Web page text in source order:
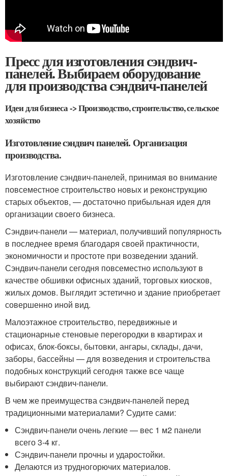
Пресс для изготовления сэндвич-
панелей. Выбираем оборудование
для производства сэндвич-панелей
Идеи для бизнеса -> Производство, строительство, сельское
хозяйство
Изготовление сэндвич панелей. Организация
производства.
Изготовление сэндвич-панелей, принимая во внимание
повсеместное строительство новых и реконструкцию
старых объектов, — достаточно прибыльная идея для
организации своего бизнеса.
Сэндвич-панели — материал, получивший популярность
в последнее время благодаря своей практичности,
экономичности и простоте при возведении зданий.
Сэндвич-панели сегодня повсеместно используют в
качестве обшивки офисных зданий, торговых киосков,
жилых домов. Выглядит эстетично и здание приобретает
совершенно иной вид.
Малоэтажное строительство, передвижные и
стационарные стеновые перегородки в квартирах и
офисах, блок-боксы, бытовки, ангары, склады, дачи,
заборы, бассейны — для возведения и строительства
подобных конструкций сегодня также все чаще
выбирают сэндвич-панели.
В чем же преимущества сэндвич-панелей перед
традиционными материалами? Судите сами:
Сэндвич-панели очень легкие — вес 1 м2 панели
всего 3-4 кг.
Сэндвич-панели прочны и ударостойки.
Делаются из трудногорючих материалов.